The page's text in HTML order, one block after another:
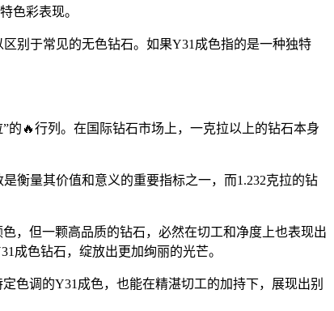
色彩表现。
别于常见的无色钻石。如果Y31成色指的是一种独特
🔥行列。在国际钻石市场上，一克拉以上的钻石本身
衡量其价值和意义的重要指标之一，而1.232克拉的钻
，但一颗高品质的钻石，必然在切工和净度上也表现出
成色钻石，绽放出更加绚丽的光芒。
色调的Y31成色，也能在精湛切工的加持下，展现出别